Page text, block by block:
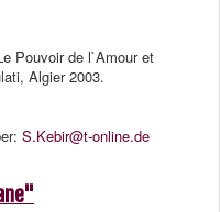
Pouvoir de l`Amour et
Algier 2003.
S.Kebir@t-online.de